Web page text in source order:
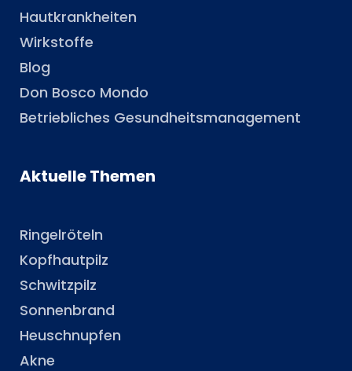
Hautkrankheiten
Wirkstoffe
Blog
Don Bosco Mondo
Betriebliches Gesundheitsmanagement
Aktuelle Themen
Ringelröteln
Kopfhautpilz
Schwitzpilz
Sonnenbrand
Heuschnupfen
Akne